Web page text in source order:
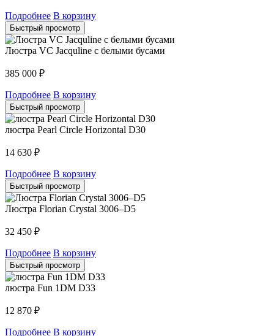
Подробнее В корзину
Быстрый просмотр
Люстра VC Jacquline с белыми бусами
385 000 ₽
Подробнее В корзину
Быстрый просмотр
люстра Pearl Circle Horizontal D30
14 630 ₽
Подробнее В корзину
Быстрый просмотр
Люстра Florian Crystal 3006–D5
32 450 ₽
Подробнее В корзину
Быстрый просмотр
люстра Fun 1DM D33
12 870 ₽
Подробнее В корзину